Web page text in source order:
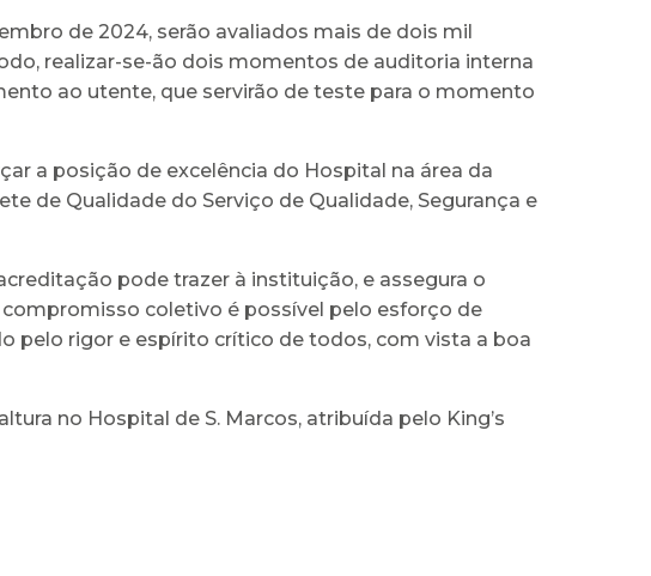
de 2024, serão avaliados mais de dois mil
realizar-se-ão dois momentos de auditoria interna
ao utente, que servirão de teste para o momento
a posição de excelência do Hospital na área da
de Qualidade do Serviço de Qualidade, Segurança e
pode trazer à instituição, e assegura o
coletivo é possível pelo esforço de
pelo rigor e espírito crítico de todos, com vista a boa
no Hospital de S. Marcos, atribuída pelo King’s